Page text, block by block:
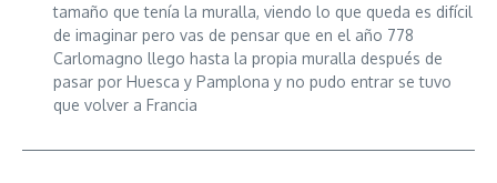
tamaño que tenía la muralla, viendo lo que queda es difícil
de imaginar pero vas de pensar que en el año 778
Carlomagno llego hasta la propia muralla después de
pasar por Huesca y Pamplona y no pudo entrar se tuvo
que volver a Francia